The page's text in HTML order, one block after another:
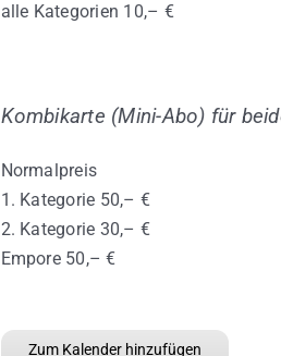
alle Kategorien 10,– €
Kombikarte (Mini-Abo) für
Normalpreis
1. Kategorie 50,– €
2. Kategorie 30,– €
Empore 50,– €
Zum Kalender hinzufügen